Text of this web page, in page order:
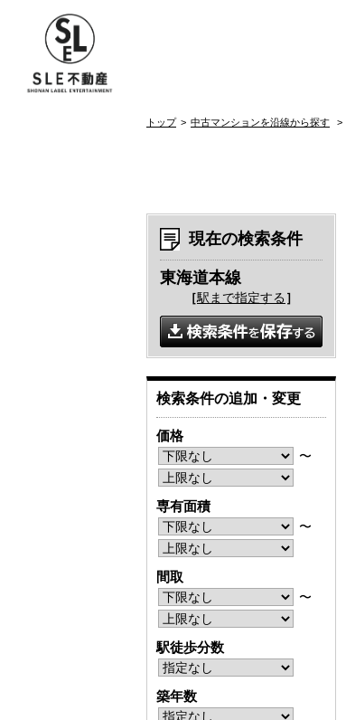
トップ 中古マンションを沿線から探す
現在の検索条件
東海道本線
［駅まで指定する ］
検索条件の追加・変更
価格
〜
専有面積
〜
間取
〜
駅徒歩分数
築年数